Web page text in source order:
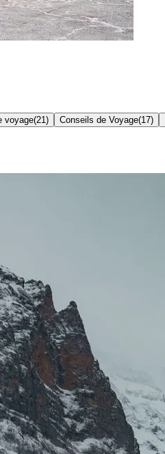
voyage(21 ) Conseils de Voyage(17)